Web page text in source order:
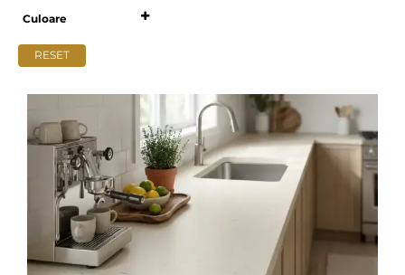
Culoare
Select all
RESET